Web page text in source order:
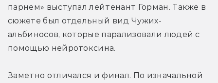
парнем» выступал лейтенант Горман. Также в
сюжете был отдельный вид Чужих-
альбиносов, которые парализовали людей с
помощью нейротоксина.
Заметно отличался и финал. По изначальной